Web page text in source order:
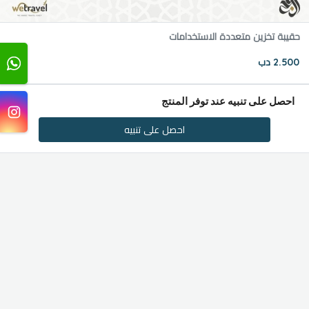
حقيبة تخزين متعددة الاستخدامات
2.500 دب
احصل على تنبيه عند توفر المنتج
احصل على تنبيه